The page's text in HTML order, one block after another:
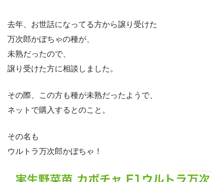
去年、お世話になってる方から譲り受けた
万次郎かぼちゃの種が、
未熟だったので、
譲り受けた方に相談しました。
その際、この方も種が未熟だったようで、
ネットで購入するとのこと。
その名も
ウルトラ万次郎かぼちゃ！